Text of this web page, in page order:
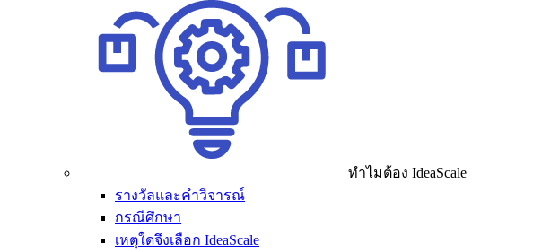
ทำไมต้อง IdeaScale
รางวัลและคำวิจารณ์
กรณีศึกษา
เหตุใดจึงเลือก IdeaScale